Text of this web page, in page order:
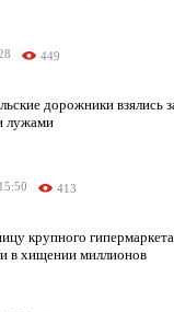
449
дорожники взялись
лужами
413
крупного
в хищении миллионов